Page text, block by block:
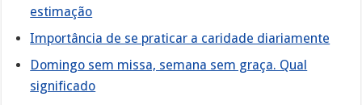
estimação
Importância de se praticar a caridade diariamente
Domingo sem missa, semana sem graça. Qual
significado